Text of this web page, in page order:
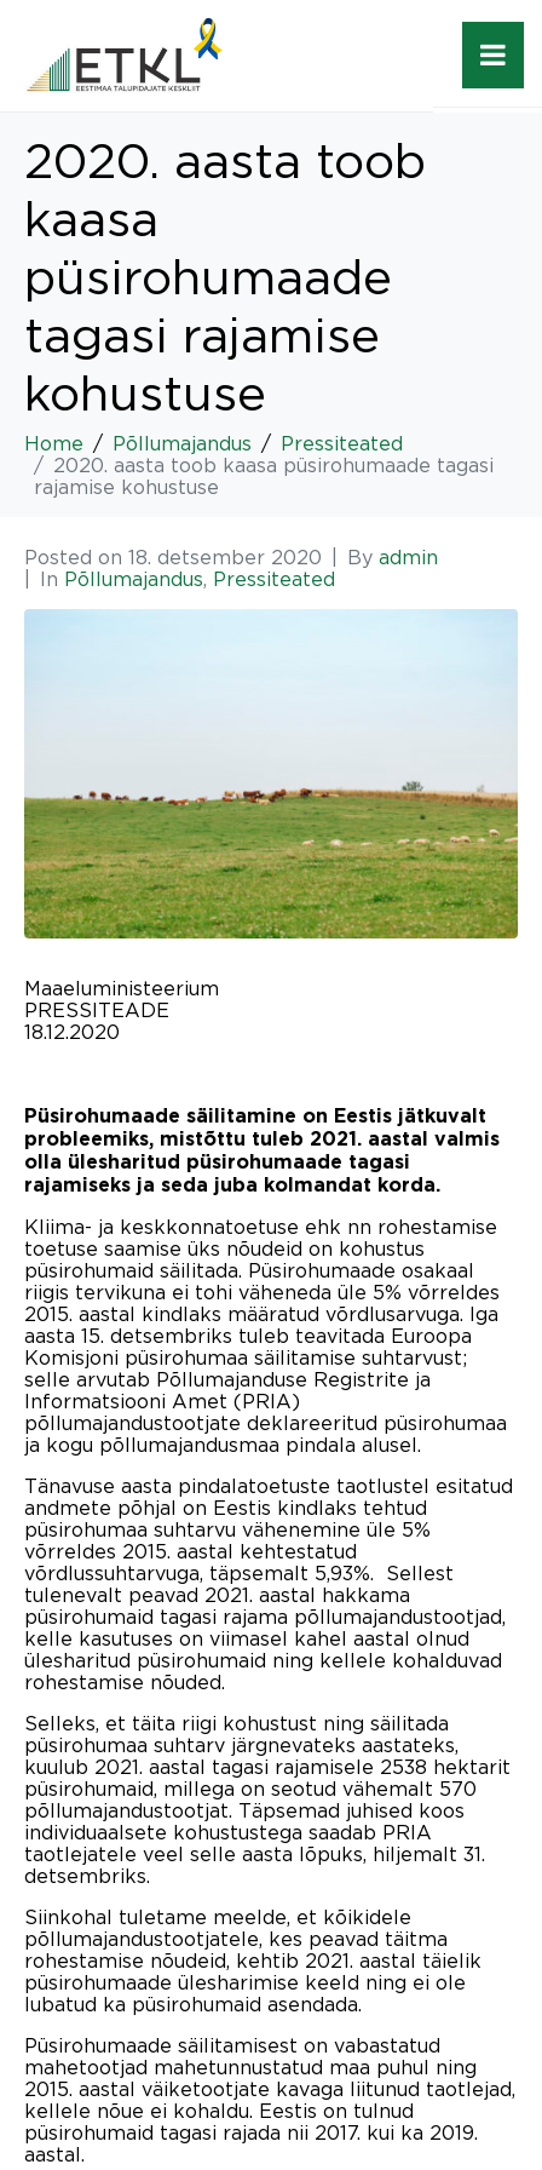
2020. aasta toob
kaasa
püsirohumaade
tagasi rajamise
kohustuse
Home Põllumajandus
Pressiteated
2020. aasta toob kaasa püsirohumaade tagasi
rajamise kohustuse
Posted on 18. detsember 2020 By admin
In Põllumajandus, Pressiteated
Maaeluministeerium
PRESSITEADE
18.12.2020
Püsirohumaade säilitamine on Eestis jätkuvalt
probleemiks, mistõttu tuleb 2021. aastal valmis
olla ülesharitud püsirohumaade tagasi
rajamiseks ja seda juba kolmandat korda.
Kliima- ja keskkonnatoetuse ehk nn rohestamise
toetuse saamise üks nõudeid on kohustus
püsirohumaid säilitada. Püsirohumaade osakaal
riigis tervikuna ei tohi väheneda üle 5% võrreldes
2015. aastal kindlaks määratud võrdlusarvuga. Iga
aasta 15. detsembriks tuleb teavitada Euroopa
Komisjoni püsirohumaa säilitamise suhtarvust;
selle arvutab Põllumajanduse Registrite ja
Informatsiooni Amet (PRIA)
põllumajandustootjate deklareeritud püsirohumaa
ja kogu põllumajandusmaa pindala alusel.
Tänavuse aasta pindalatoetuste taotlustel esitatud
andmete põhjal on Eestis kindlaks tehtud
püsirohumaa suhtarvu vähenemine üle 5%
võrreldes 2015. aastal kehtestatud
võrdlussuhtarvuga, täpsemalt 5,93%. Sellest
tulenevalt peavad 2021. aastal hakkama
püsirohumaid tagasi rajama põllumajandustootjad,
kelle kasutuses on viimasel kahel aastal olnud
ülesharitud püsirohumaid ning kellele kohalduvad
rohestamise nõuded.
Selleks, et täita riigi kohustust ning säilitada
püsirohumaa suhtarv järgnevateks aastateks,
kuulub 2021. aastal tagasi rajamisele 2538 hektarit
püsirohumaid, millega on seotud vähemalt 570
põllumajandustootjat. Täpsemad juhised koos
individuaalsete kohustustega saadab PRIA
taotlejatele veel selle aasta lõpuks, hiljemalt 31.
detsembriks.
Siinkohal tuletame meelde, et kõikidele
põllumajandustootjatele, kes peavad täitma
rohestamise nõudeid, kehtib 2021. aastal täielik
püsirohumaade ülesharimise keeld ning ei ole
lubatud ka püsirohumaid asendada.
Püsirohumaade säilitamisest on vabastatud
mahetootjad mahetunnustatud maa puhul ning
2015. aastal väiketootjate kavaga liitunud taotlejad,
kellele nõue ei kohaldu. Eestis on tulnud
püsirohumaid tagasi rajada nii 2017. kui ka 2019.
aastal.